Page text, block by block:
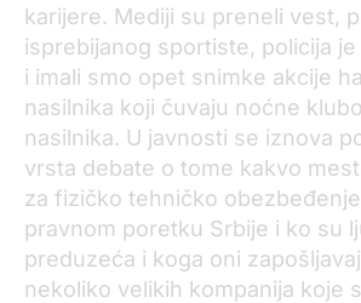
karijere. Mediji su preneli vest,
isprebijanog sportiste, policija
i imali smo opet snimke akcije
nasilnika koji čuvaju noćne
nasilnika. U javnosti se iznova
vrsta debate o tome kakvo
za fizičko tehničko
pravnom poretku Srbije i ko su
preduzeća i koga oni
nekoliko velikih kompanija koje